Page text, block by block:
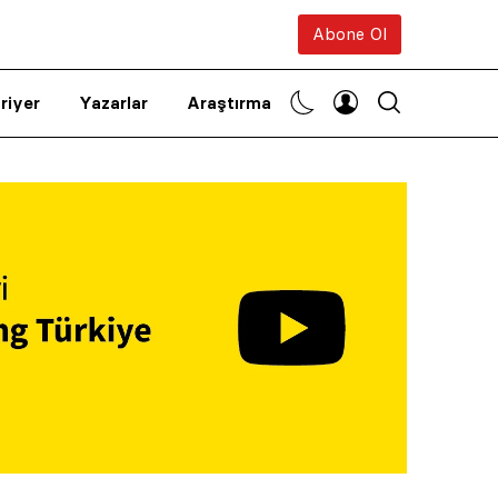
Abone Ol
Yazarlar Araştırma